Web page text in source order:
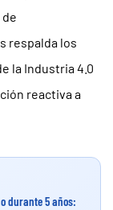
respalda los
la Industria 4.0
reactiva a
durante 5 años: